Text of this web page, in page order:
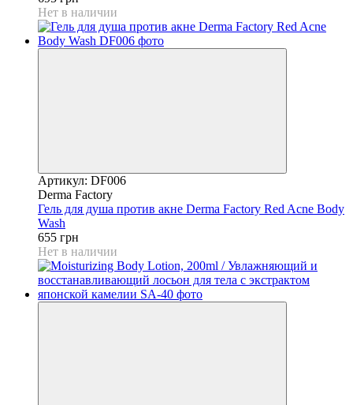
Нет в наличии
Артикул: DF006
Derma Factory
Гель для душа против акне Derma Factory Red Acne Body
Wash
655 грн
Нет в наличии